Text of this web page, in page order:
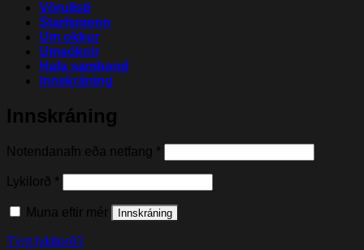
Vörulisti
Starfsmenn
Um okkur
Umsóknir
Hafa samband
Innskráning
Innskráning
Notendanafn eða netfang *
Lykilorð *
Muna eftir mér Innskráning
Týnt lykilorð?